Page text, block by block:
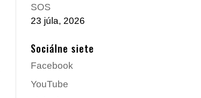
SOS
23 júla, 2026
Sociálne siete
Facebook
YouTube